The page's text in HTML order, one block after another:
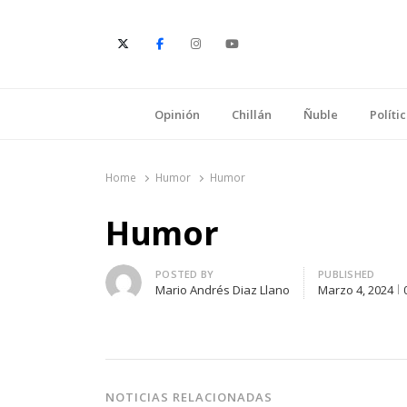
Opinión Chillán Ñuble
Home Humor Humor
Humor
Author
POSTED BY
Mario Andrés Diaz Llano
PUBLISHED
Marzo 4, 2024
NOTICIAS RELACIONADAS